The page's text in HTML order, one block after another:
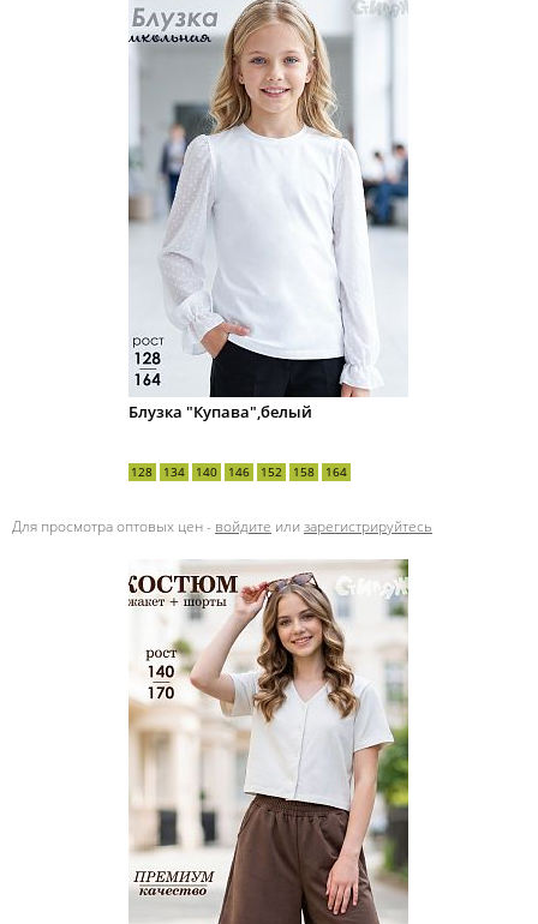
Блузка "Купава",белый
128 134 140 146 152 158 164
Для просмотра оптовых цен - войдите или зарегистрируйтесь